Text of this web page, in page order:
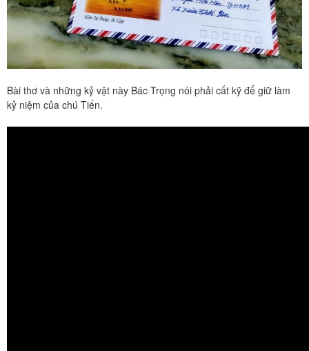
Bài thơ và những kỷ vật này Bác Trọng nói phải cất kỹ để giữ làm
kỷ niệm của chú Tiến.